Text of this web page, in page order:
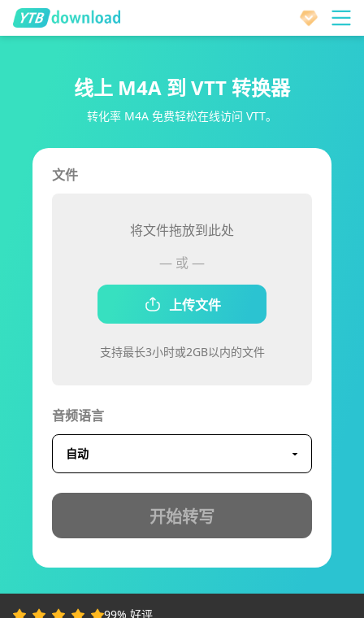
线上 M4A 到 VTT 转换器
转化率 M4A 免费轻松在线访问 VTT。
文件
将文件拖放到此处
— 或 —
上传文件
支持最长3小时或2GB以内的文件
音频语言
开始转写
99% 好评